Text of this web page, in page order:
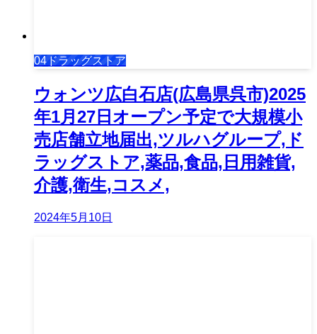
04ドラッグストア
ウォンツ広白石店(広島県呉市)2025
年1月27日オープン予定で大規模小
売店舗立地届出,ツルハグループ,ド
ラッグストア,薬品,食品,日用雑貨,
介護,衛生,コスメ,
2024年5月10日